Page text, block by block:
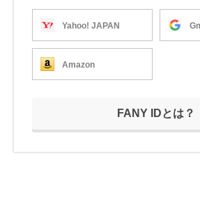
Yahoo! JAPAN
Amazon
FANY IDとは？